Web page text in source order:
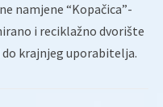
namjene “Kopačica”-
i reciklažno dvorište
krajnjeg uporabitelja.